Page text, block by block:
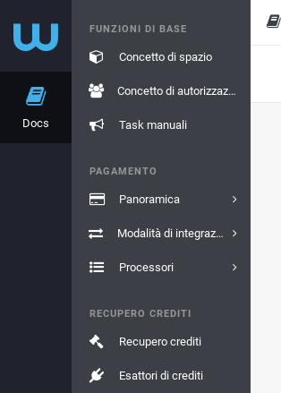
Docs
FUNZIONI DI BASE
Concetto di spazio
Concetto di autorizzazione
Task manuali
PAGAMENTO
Panoramica
Modalità di integrazione
Processori
RECUPERO CREDITI
Recupero crediti
Esattori di crediti